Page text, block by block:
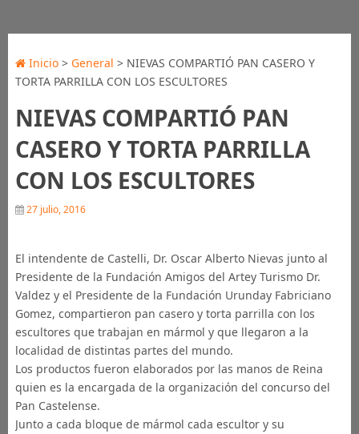
Inicio> General > NIEVAS COMPARTIÓ PAN CASERO Y
TORTA PARRILLA CON LOS ESCULTORES
NIEVAS COMPARTIÓ PAN
CASERO Y TORTA PARRILLA
CON LOS ESCULTORES
27 julio, 2016
El intendente de Castelli, Dr. Oscar Alberto Nievas junto al
Presidente de la Fundación Amigos del Artey Turismo Dr.
Valdez y el Presidente de la Fundación Urunday Fabriciano
Gomez, compartieron pan casero y torta parrilla con los
escultores que trabajan en mármol y que llegaron a la
localidad de distintas partes del mundo.
Los productos fueron elaborados por las manos de Reina
quien es la encargada de la organización del concurso del
Pan Castelense.
Junto a cada bloque de mármol cada escultor y su